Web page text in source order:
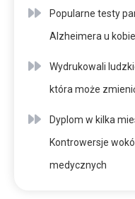
Popularne testy
Alzheimera u
Wydrukowali
która może
Dyplom w kilka
Kontrowersje
medycznych